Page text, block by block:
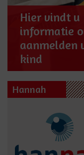
Hier vindt u
informatie
aanmelden
kind
Hannah